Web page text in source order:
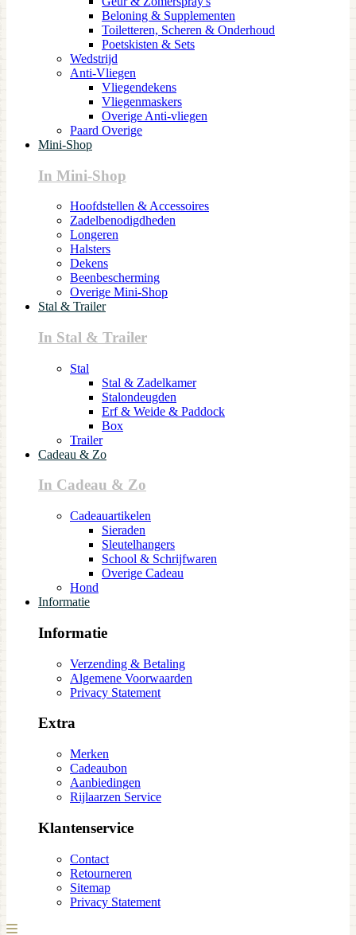
Beloning & Supplementen
Toiletteren, Scheren & Onderhoud
Poetskisten & Sets
Wedstrijd
Anti-Vliegen
Vliegendekens
Vliegenmaskers
Overige Anti-vliegen
Paard Overige
Mini-Shop
In Mini-Shop
Hoofdstellen & Accessoires
Zadelbenodigdheden
Longeren
Halsters
Dekens
Beenbescherming
Overige Mini-Shop
Stal & Trailer
In Stal & Trailer
Stal
Stal & Zadelkamer
Stalondeugden
Erf & Weide & Paddock
Box
Trailer
Cadeau & Zo
In Cadeau & Zo
Cadeauartikelen
Sieraden
Sleutelhangers
School & Schrijfwaren
Overige Cadeau
Hond
Informatie
Informatie
Verzending & Betaling
Algemene Voorwaarden
Privacy Statement
Extra
Merken
Cadeaubon
Aanbiedingen
Rijlaarzen Service
Klantenservice
Contact
Retourneren
Sitemap
Privacy Statement